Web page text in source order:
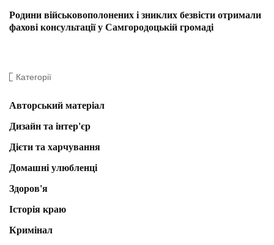
Родини військовополонених і зниклих безвісти отримали
фахові консультації у Самгородоцькій громаді
Категорії
Авторський матеріал
Дизайн та інтер'єр
Дієти та харчування
Домашні улюбленці
Здоров'я
Історія краю
Кримінал